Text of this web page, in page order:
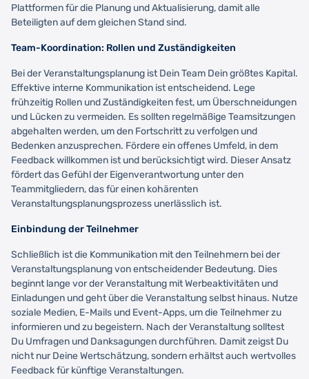
Plattformen für die Planung und Aktualisierung, damit alle
Beteiligten auf dem gleichen Stand sind.
Team-Koordination: Rollen und Zuständigkeiten
Bei der Veranstaltungsplanung ist Dein Team Dein größtes Kapital.
Effektive interne Kommunikation ist entscheidend. Lege
frühzeitig Rollen und Zuständigkeiten fest, um Überschneidungen
und Lücken zu vermeiden. Es sollten regelmäßige Teamsitzungen
abgehalten werden, um den Fortschritt zu verfolgen und
Bedenken anzusprechen. Fördere ein offenes Umfeld, in dem
Feedback willkommen ist und berücksichtigt wird. Dieser Ansatz
fördert das Gefühl der Eigenverantwortung unter den
Teammitgliedern, das für einen kohärenten
Veranstaltungsplanungsprozess unerlässlich ist.
Einbindung der Teilnehmer
Schließlich ist die Kommunikation mit den Teilnehmern bei der
Veranstaltungsplanung von entscheidender Bedeutung. Dies
beginnt lange vor der Veranstaltung mit Werbeaktivitäten und
Einladungen und geht über die Veranstaltung selbst hinaus. Nutze
soziale Medien, E-Mails und Event-Apps, um die Teilnehmer zu
informieren und zu begeistern. Nach der Veranstaltung solltest
Du Umfragen und Danksagungen durchführen. Damit zeigst Du
nicht nur Deine Wertschätzung, sondern erhältst auch wertvolles
Feedback für künftige Veranstaltungen.